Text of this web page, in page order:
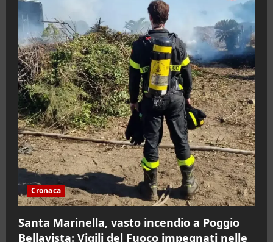
Cronaca
Santa Marinella, vasto incendio a Poggio
Bellavista: Vigili del Fuoco impegnati nelle